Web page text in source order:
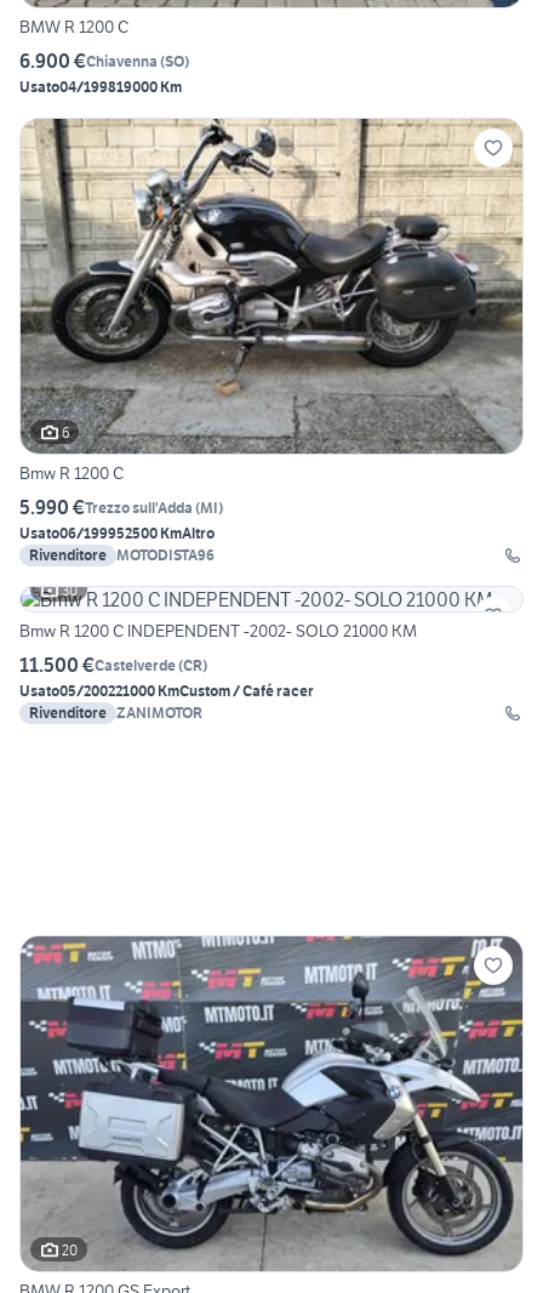
BMW R 1200 C
6.900 €Chiavenna (SO)
Usato04/199819000 Km
6
Bmw R 1200 C
5.990 €Trezzo sull'Adda (MI)
Usato06/199952500 KmAltro
Rivenditore MOTODISTA96
30
Bmw R 1200 C INDEPENDENT -2002- SOLO 21000 KM
11.500 €Castelverde(CR)
Usato05/200221000 KmCustom / Café racer
Rivenditore ZANIMOTOR
20